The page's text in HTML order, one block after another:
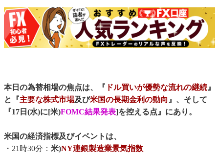
本日の為替相場の焦点は、『 ドル買いが優勢な流れの継続』
と『主要な株式市場及び米国の長期金利の動向』、そして
『17日(水)に[米)FOMC結果発表]を控える点』にあり。
米国の経済指標及びイベントは、
・21時30分： 米)NY連銀製造業景気指数